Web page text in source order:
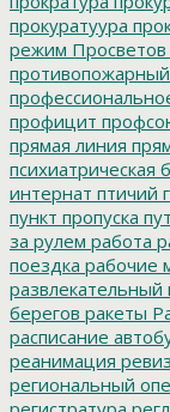
прокуратуура
режим Просветов
профицит
прямая линия
психиатрическая
интернат птичий
пункт пропуска
за рулем работа
поездка рабочие
развлекательный
берегов ракеты
расписание
реанимация
региональный